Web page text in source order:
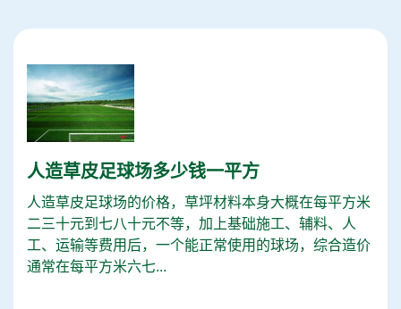
人造草皮足球场多少钱一平方
人造草皮足球场的价格，草坪材料本身大概在每平方米
二三十元到七八十元不等，加上基础施工、辅料、人
工、运输等费用后，一个能正常使用的球场，综合造价
通常在每平方米六七...